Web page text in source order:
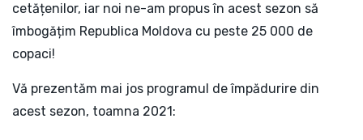
cetățenilor, iar noi ne-am propus în acest sezon să
îmbogățim Republica Moldova cu peste 25 000 de
copaci!
Vă prezentăm mai jos programul de împădurire din
acest sezon, toamna 2021: